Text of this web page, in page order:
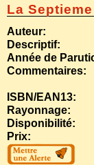
La
Auteur:
Descriptif:
Année de
Commentaires:
ISBN/EAN13:
Rayonnage:
Disponibilité:
Prix: